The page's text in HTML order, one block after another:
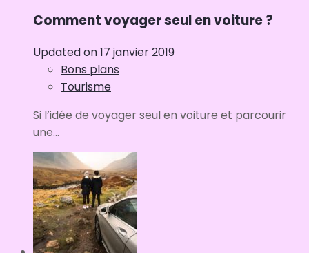
Comment voyager seul en voiture ?
Updated on17 janvier 2019
Bons plans
Tourisme
Si l’idée de voyager seul en voiture et parcourir
une...